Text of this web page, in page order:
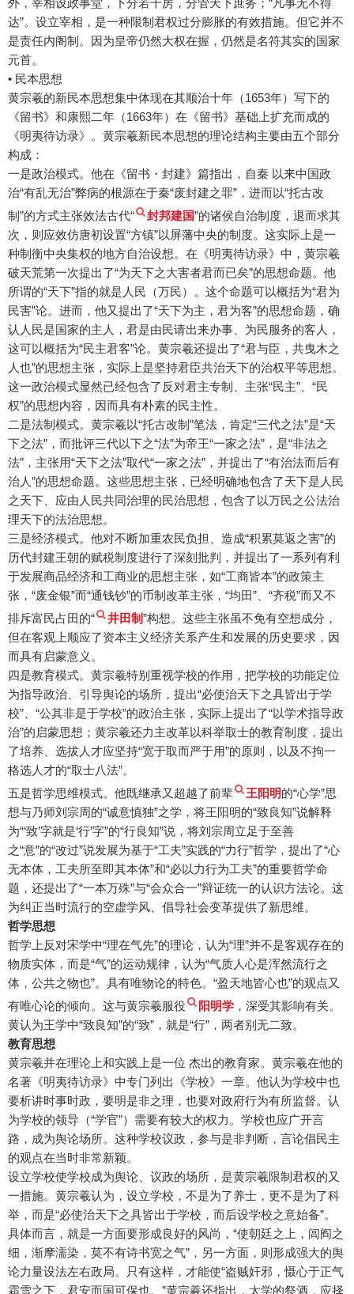
外，宰相设政事堂，下分若干房，分管天下庶务；“凡事无不得
达”。设立宰相，是一种限制君权过分膨胀的有效措施。但它并不
是责任内阁制。因为皇帝仍然大权在握，仍然是名符其实的国家
元首。
• 民本思想
黄宗羲的新民本思想集中体现在其顺治十年（1653年）写下的
《留书》和康熙二年（1663年）在《留书》基础上扩充而成的
《明夷待访录》。黄宗羲新民本思想的理论结构主要由五个部分
构成：
一是政治模式。他在《留书・封建》篇指出，自秦 以来中国政
治“有乱无治”弊病的根源在于秦“废封建之罪”，进而以“托古改
制”的方式主张效法古代“
封邦建国”的诸侯自治制度，退而求其
次，则应效仿唐初设置“方镇”以屏藩中央的制度。这实际上是一
种制衡中央集权的地方自治设想。在《明夷待访录》中，黄宗羲
破天荒第一次提出了“为天下之大害者君而已矣”的思想命题。他
所谓的“天下”指的就是人民（万民）。这个命题可以概括为“君为
民害”论。进而，他又提出了“天下为主，君为客”的思想命题，确
认人民是国家的主人，君是由民请出来办事、为民服务的客人，
这可以概括为“民主君客”论。黄宗羲还提出了“君与臣，共曳木之
人也”的思想主张，实际上是坚持君臣共治天下的治权平等思想。
这一政治模式显然已经包含了反对君主专制、主张“民主”、“民
权”的思想内容，因而具有朴素的民主性。
二是法制模式。黄宗羲以“托古改制”笔法，肯定“三代之法”是“天
下之法”，而批评三代以下之“法”为帝王“一家之法”，是“非法之
法”，主张用“天下之法”取代“一家之法”，并提出了“有治法而后有
治人”的思想命题。这些思想主张，已经明确地包含了天下是人民
之天下、应由人民共同治理的民治思想，包含了以万民之公法治
理天下的法治思想。
三是经济模式。他对不断加重农民负担、造成“积累莫返之害”的
历代封建王朝的赋税制度进行了深刻批判，并提出了一系列有利
于发展商品经济和工商业的思想主张，如“工商皆本”的政策主
张，“废金银”而“通钱钞”的币制改革主张，“均田”、“齐税”而又不
排斥富民占田的“
井田制”构想。这些主张虽不免有空想成分，
但在客观上顺应了资本主义经济关系产生和发展的历史要求，因
而具有启蒙意义。
四是教育模式。黄宗羲特别重视学校的作用，把学校的功能定位
为指导政治、引导舆论的场所，提出“必使治天下之具皆出于学
校”、“公其非是于学校”的政治主张，实际上提出了“以学术指导政
治”的启蒙思想；黄宗羲还力主改革以科举取士的教育制度，提出
了培养、选拔人才应坚持“宽于取而严于用”的原则，以及不拘一
格选人才的“取士八法”。
五是哲学思维模式。他既继承又超越了前辈
王阳明的“心学”思
想与乃师刘宗周的“诚意慎独”之学，将王阳明的“致良知”说解释
为“‘致’字就是‘行’字”的“行良知”说，将刘宗周立足于至善
之“意”的“改过”说发展为基于“工夫”实践的“力行”哲学，提出了“心
无本体，工夫所至即其本体”和“必以力行为工夫”的重要哲学命
题，还提出了“一本万殊”与“会众合一”辩证统一的认识方法论。这
为纠正当时流行的空虚学风、倡导社会变革提供了新思维。
哲学思想
哲学上反对宋学中“理在气先”的理论，认为“理”并不是客观存在的
物质实体，而是“气”的运动规律，认为“气质人心是浑然流行之
体，公共之物也”。具有唯物论的特色。“盈天地皆心也”的观点又
有唯心论的倾向。这与黄宗羲服役
阳明学 ，深受其影响有关。
黄认为王学中“致良知”的“致”，就是“行”，两者别无二致。
教育思想
黄宗羲并在理论上和实践上是一位 杰出的教育家。黄宗羲在他的
名著《明夷待访录》中专门列出《学校》一章。他认为学校中也
要析讲时事时政，要明是非之理，也要对政府行为有所监督。认
为学校的领导（“学官”）需要有较大的权力。学校也应广开言
路，成为舆论场所。这种学校议政，参与是非判断，言论倡民主
的观点在当时非常新颖。
设立学校使学校成为舆论、议政的场所，是黄宗羲限制君权的又
一措施。黄宗羲认为，设立学校，不是为了养士，更不是为了科
举，而是“必使治天下之具皆出于学校，而后设学校之意始备”。
具体而言，就是一方面要形成良好的风尚，“使朝廷之上，闾阎之
细，渐摩濡染，莫不有诗书宽之气”，另一方面，则形成强大的舆
论力量设法左右政局。只有这样，才能使“盗贼奸邪，慑心于正气
霜雪之下，君安而国可保也。”黄宗羲还指出，太学的祭酒，应择